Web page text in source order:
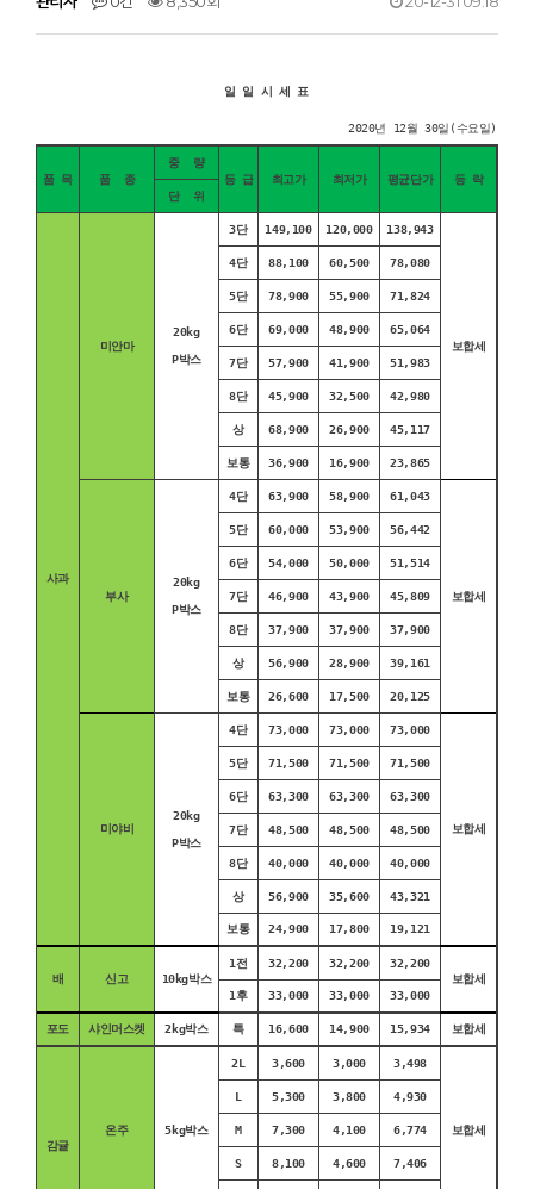
일 일 시 세 표
2020년 12월 30일(수요일)
품 목 품 종
중 량
등 급
최고가 최저가 평균단가
등 락
단 위
사과
미안마
20kg
P박스
3단 149,100 120,000 138,943
보합세
4단 88,100 60,500 78,080
5단 78,900 55,900 71,824
6단 69,000 48,900 65,064
7단 57,900 41,900 51,983
8단 45,900 32,500 42,980
상 68,900 26,900 45,117
보통 36,900 16,900 23,865
부사
20kg
P박스
4단 63,900 58,900 61,043
보합세
5단 60,000 53,900 56,442
6단 54,000 50,000 51,514
7단 46,900 43,900 45,809
8단 37,900 37,900 37,900
상 56,900 28,900 39,161
보통 26,600 17,500 20,125
미야비
20kg
P박스
4단 73,000 73,000 73,000
보합세
5단 71,500 71,500 71,500
6단 63,300 63,300 63,300
7단 48,500 48,500 48,500
8단 40,000 40,000 40,000
상 56,900 35,600 43,321
보통 24,900 17,800 19,121
배 신고 10kg박스
1전 32,200 32,200
32,200
보합세
1후
33,000 33,000 33,000
포도 샤인머스켓 2kg박스 특 16,600 14,900 15,934 보합세
감귤
온주 5kg박스
2L 3,600 3,000 3,498
보합세
L 5,300 3,800 4,930
M 7,300 4,100 6,774
S 8,100 4,600 7,406